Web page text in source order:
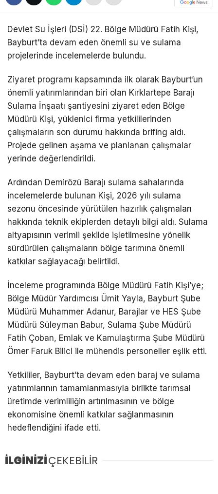
Devlet Su İşleri (DSİ) 22. Bölge Müdürü Fatih Kişi,
Bayburt’ta devam eden önemli su ve sulama
projelerinde incelemelerde bulundu.
Ziyaret programı kapsamında ilk olarak Bayburt’un
önemli yatırımlarından biri olan Kırklartepe Barajı
Sulama İnşaatı şantiyesini ziyaret eden Bölge
Müdürü Kişi, yüklenici firma yetkililerinden
çalışmaların son durumu hakkında brifing aldı.
Projede gelinen aşama ve planlanan çalışmalar
yerinde değerlendirildi.
Ardından Demirözü Barajı sulama sahalarında
incelemelerde bulunan Kişi, 2026 yılı sulama
sezonu öncesinde yürütülen hazırlık çalışmaları
hakkında teknik ekiplerden detaylı bilgi aldı. Sulama
altyapısının verimli şekilde işletilmesine yönelik
sürdürülen çalışmaların bölge tarımına önemli
katkılar sağlayacağı belirtildi.
İnceleme programında Bölge Müdürü Fatih Kişi’ye;
Bölge Müdür Yardımcısı Ümit Yayla, Bayburt Şube
Müdürü Muhammer Adanur, Barajlar ve HES Şube
Müdürü Süleyman Babur, Sulama Şube Müdürü
Fatih Çoban, Emlak ve Kamulaştırma Şube Müdürü
Ömer Faruk Bilici ile mühendis personeller eşlik etti.
Yetkililer, Bayburt’ta devam eden baraj ve sulama
yatırımlarının tamamlanmasıyla birlikte tarımsal
üretimde verimliliğin artırılmasının ve bölge
ekonomisine önemli katkılar sağlanmasının
hedeflendiğini ifade etti.
İLGİNİZİÇEKEBİLİR